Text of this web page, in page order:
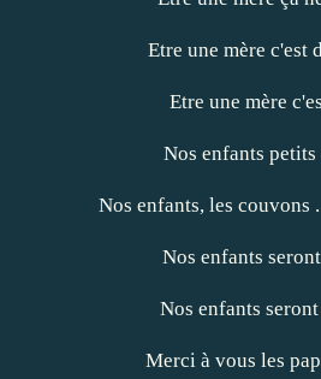
Etre une mère c'est
Etre une mère
Nos enfants petits
Nos enfants, les couvons
Nos enfants
Nos enfants
Merci à vous les